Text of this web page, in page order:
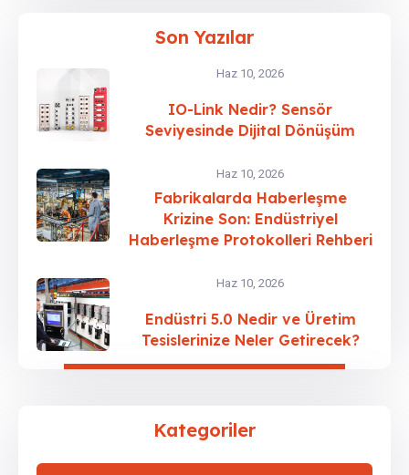
Son Yazılar
Haz 10, 2026
IO-Link Nedir? Sensör
Seviyesinde Dijital Dönüşüm
Haz 10, 2026
Fabrikalarda Haberleşme
Krizine Son: Endüstriyel
Haberleşme Protokolleri Rehberi
Haz 10, 2026
Endüstri 5.0 Nedir ve Üretim
Tesislerinize Neler Getirecek?
Kategoriler